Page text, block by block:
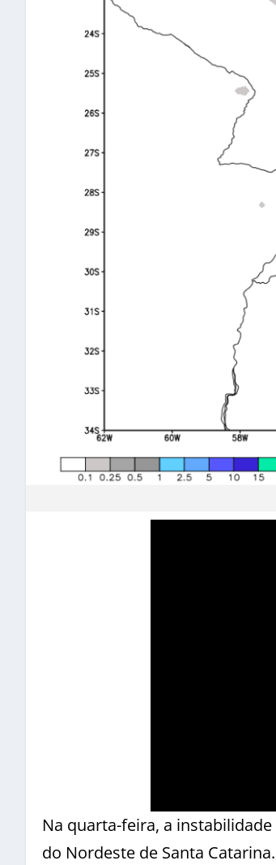
Na quarta-feira, a
do Nordeste de Santa Catarina.